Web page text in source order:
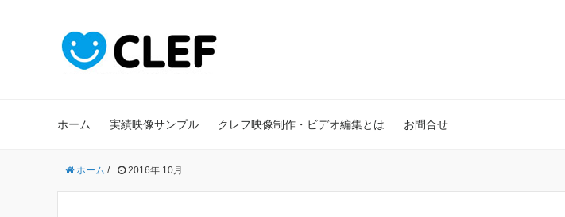
ホーム 実績映像サンプル クレフ映像制作・ビデオ編集とは お問合せ
ホーム / 2016年 10月